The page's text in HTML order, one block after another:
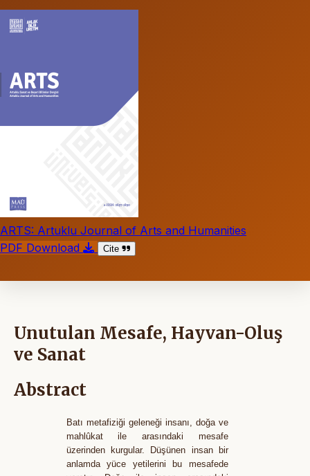
ARTS: Artuklu Journal of Arts and Humanities
PDF Download
Cite
Unutulan Mesafe, Hayvan-Oluş
ve Sanat
Abstract
Batı metafiziği geleneği insanı, doğa ve
mahlûkat ile arasındaki mesafe
üzerinden kurgular. Düşünen insan bir
anlamda yüce yetilerini bu mesafede